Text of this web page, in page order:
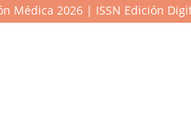
Médica 2026 | ISSN Edición